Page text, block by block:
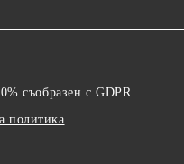
съобразен с GDPR.
политика